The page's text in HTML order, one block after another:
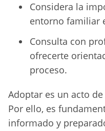
Considera la
entorno familiar
Consulta con
ofrecerte
proceso.
Adoptar es un acto
Por ello, es
informado y